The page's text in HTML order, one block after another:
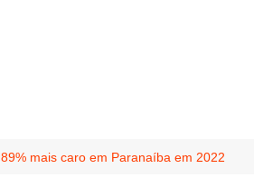
mais caro em Paranaíba em 2022